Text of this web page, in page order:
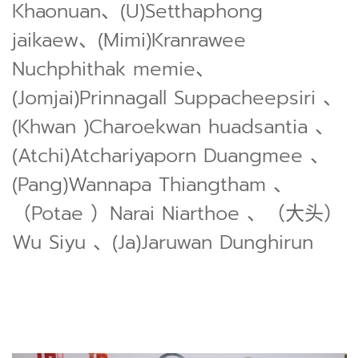
Khaonuan、(U)Setthaphong
jaikaew、(Mimi)Kranrawee
Nuchphithak memie、
(Jomjai)Prinnagall Suppacheepsiri 、
(Khwan )Charoekwan huadsantia 、
(Atchi)Atchariyaporn Duangmee 、
(Pang)Wannapa Thiangtham 、
（Potae ）Narai Niarthoe 、（大头）
Wu Siyu 、(Ja)Jaruwan Dunghirun